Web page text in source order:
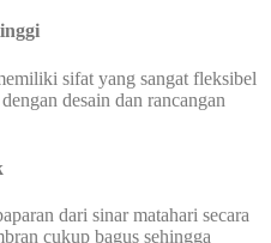
sifat yang sangat fleksibel
desain dan rancangan
dari sinar matahari secara
cukup bagus sehingga